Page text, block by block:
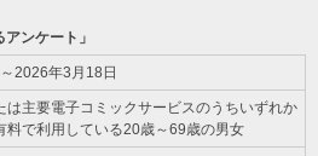
ンケート」
2026年3月18日
は主要電子コミックサービスのうちいずれか
料で利用している20歳～69歳の男女